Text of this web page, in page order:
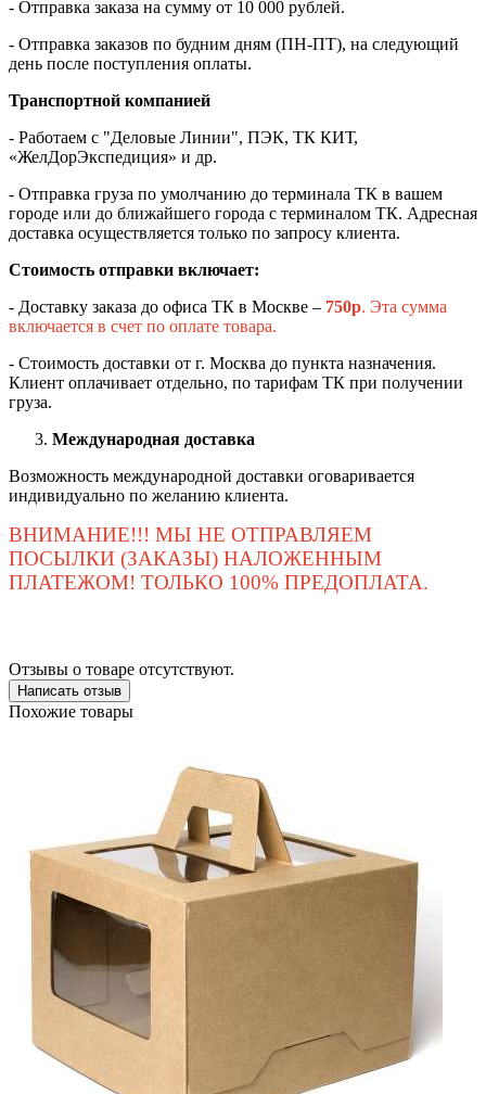
- Отправка заказа на сумму от 10 000 рублей.
- Отправка заказов по будним дням (ПН-ПТ), на следующий
день после поступления оплаты.
Транспортной компанией
- Работаем с "Деловые Линии", ПЭК, ТК КИТ,
«ЖелДорЭкспедиция» и др.
- Отправка груза по умолчанию до терминала ТК в вашем
городе или до ближайшего города с терминалом ТК. Адресная
доставка осуществляется только по запросу клиента.
Стоимость отправки включает:
- Доставку заказа до офиса ТК в Москве – 750р. Эта сумма
включается в счет по оплате товара.
- Стоимость доставки от г. Москва до пункта назначения.
Клиент оплачивает отдельно, по тарифам ТК при получении
груза.
Международная доставка
Возможность международной доставки оговаривается
индивидуально по желанию клиента.
ВНИМАНИЕ!!! МЫ НЕ ОТПРАВЛЯЕМ
ПОСЫЛКИ (ЗАКАЗЫ) НАЛОЖЕННЫМ
ПЛАТЕЖОМ! ТОЛЬКО 100% ПРЕДОПЛАТА.
Отзывы о товаре отсутствуют.
Написать отзыв
Похожие товары